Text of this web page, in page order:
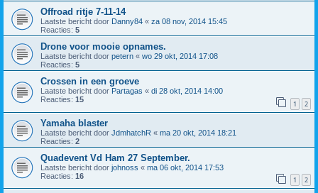
Offroad ritje 7-11-14
Laatste bericht door Danny84 « za 08 nov, 2014 15:45
Reacties: 5
Drone voor mooie opnames.
Laatste bericht door petern « wo 29 okt, 2014 17:08
Reacties: 5
Crossen in een groeve
Laatste bericht door Partagas « di 28 okt, 2014 14:00
Reacties: 15 1 2
Yamaha blaster
Laatste bericht door JdmhatchR « ma 20 okt, 2014 18:21
Reacties: 2
Quadevent Vd Ham 27 September.
Laatste bericht door johnoss « ma 06 okt, 2014 17:53
Reacties: 16 1 2